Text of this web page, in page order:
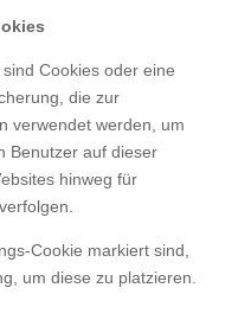
Cookies oder eine
die zur
verwendet werden, um
Benutzer auf dieser
hinweg für
Cookie markiert sind,
um diese zu platzieren.